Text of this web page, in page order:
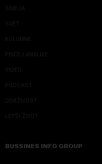
SRBIJA
SVET
KOLUMNE
PRIČE I ANALIZE
VIDEO
PODCAST
ODRŽIVOST
LEPŠI ŽIVOT
BUSSINES INFO GROUP